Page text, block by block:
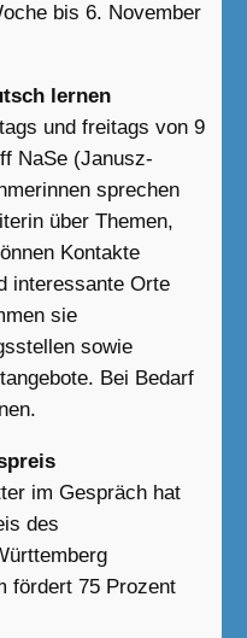
bis 6. November
lernen
und freitags von 9
NaSe (Janusz-
sprechen
über Themen,
Kontakte
interessante Orte
sie
sowie
Bei Bedarf
im Gespräch hat
des
fördert 75 Prozent